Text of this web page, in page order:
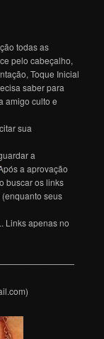
todas as
pelo cabeçalho,
Toque Inicial
saber para
amigo culto e
sua
a
a aprovação
buscar os links
seus
Links apenas no